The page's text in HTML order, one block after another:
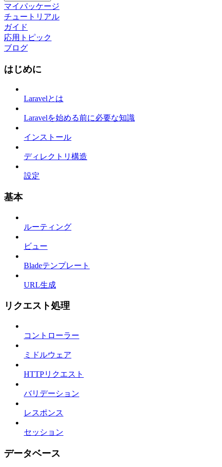
マイパッケージ
チュートリアル
ガイド
応用トピック
ブログ
はじめに
Laravelとは
Laravelを始める前に必要な知識
インストール
ディレクトリ構造
設定
基本
ルーティング
ビュー
Bladeテンプレート
URL生成
リクエスト処理
コントローラー
ミドルウェア
HTTPリクエスト
バリデーション
レスポンス
セッション
データベース